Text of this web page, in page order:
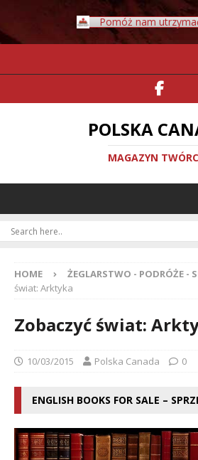
Pomóż nam
POLSKA
MAGAZYN
HOME ŻEGLARSTWO - PODRÓŻE -
świat: Arktyka
Zobaczyć świat:
10/03/2015 Polska Canada 0
ENGLISH BOOKS FOR SALE –